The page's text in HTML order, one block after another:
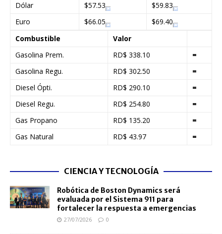
Dólar
$57.53
$59.83
Euro
$66.05
$69.40
Combustible
Valor
Gasolina Prem.
RD$ 338.10
=
Gasolina Regu.
RD$ 302.50
=
Diesel Ópti.
RD$ 290.10
=
Diesel Regu.
RD$ 254.80
=
Gas Propano
RD$ 135.20
=
Gas Natural
RD$ 43.97 =
CIENCIA Y TECNOLOGÍA
Robótica de Boston Dynamics será
evaluada por el Sistema 911 para
fortalecer la respuesta a emergencias
27/07/2026 0